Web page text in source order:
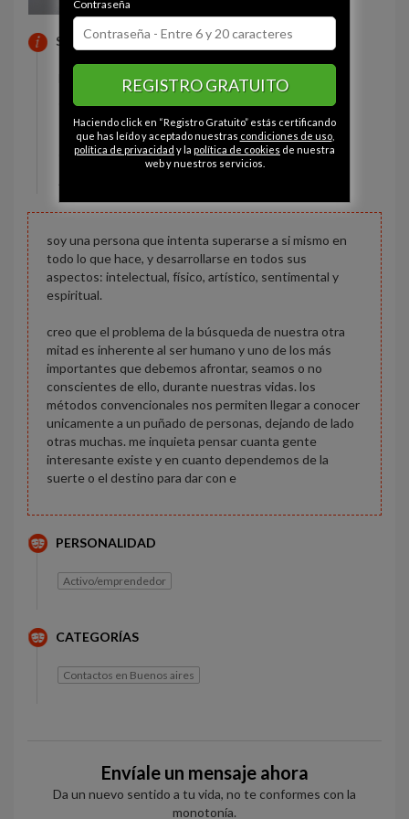
SOBRE MI
Estado civil: Soltero
Ojos: Marrón
Pelo: Castaño
Constitución: Musculoso
soy una persona que intenta superarse a si mismo en
todo lo que hace, y desarrollarse en todos sus
aspectos: intelectual, físico, artístico, sentimental y
espiritual.
creo que el problema de la búsqueda de nuestra otra
mitad es inherente al ser humano y uno de los más
importantes que debemos afrontar, seamos o no
conscientes de ello, durante nuestras vidas. los
métodos convencionales nos permiten llegar a conocer
unicamente a un puñado de personas, dejando de lado
otras muchas. me inquieta pensar cuanta gente
interesante existe y en cuanto dependemos de la
suerte o el destino para dar con e
PERSONALIDAD
Activo/emprendedor
CATEGORÍAS
Contactos en Buenos aires
Envíale un mensaje ahora
Da un nuevo sentido a tu vida, no te conformes con la
monotonía.
Contraseña
REGISTRO GRATUITO
Haciendo click en “Registro Gratuito” estás certificando
que has leído y aceptado nuestras condiciones de uso,
política de privacidad y la política de cookies de nuestra
web y nuestros servicios.